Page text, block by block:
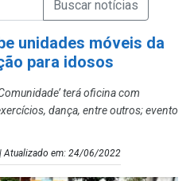
unidades móveis da
para idosos
terá oficina com
dança, entre outros; evento
Atualizado em: 24/06/2022